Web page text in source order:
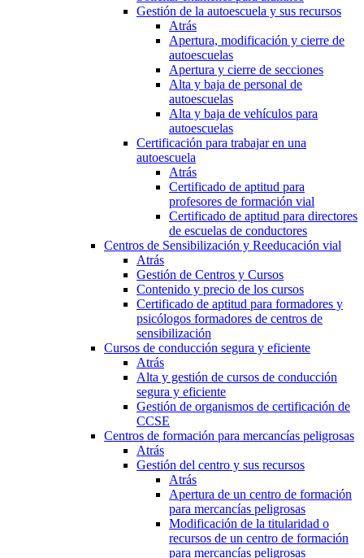
Gestión de la autoescuela y sus recursos
Atrás
Apertura, modificación y cierre de
autoescuelas
Apertura y cierre de secciones
Alta y baja de personal de
autoescuelas
Alta y baja de vehículos para
autoescuelas
Certificación para trabajar en una
autoescuela
Atrás
Certificado de aptitud para
profesores de formación vial
Certificado de aptitud para directores
de escuelas de conductores
Centros de Sensibilización y Reeducación vial
Atrás
Gestión de Centros y Cursos
Contenido y precio de los cursos
Certificado de aptitud para formadores y
psicólogos formadores de centros de
sensibilización
Cursos de conducción segura y eficiente
Atrás
Alta y gestión de cursos de conducción
segura y eficiente
Gestión de organismos de certificación de
CCSE
Centros de formación para mercancías peligrosas
Atrás
Gestión del centro y sus recursos
Atrás
Apertura de un centro de formación
para mercancías peligrosas
Modificación de la titularidad o
recursos de un centro de formación
para mercancías peligrosas